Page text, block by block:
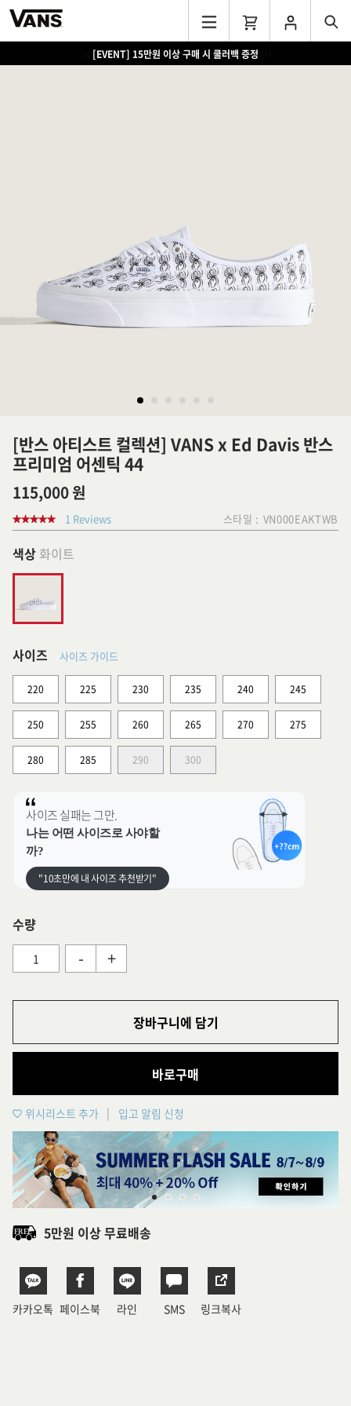
[EVENT] 15만원 이상 구매 시 쿨러백 증정
[반스 아티스트 컬렉션] VANS x Ed Davis 반스
프리미엄 어센틱 44
115,000 원
1 Reviews 스타일 : VN000EAKTWB
색상 화이트
사이즈 사이즈 가이드
220 225 230 235 240 245
250 255 260 265 270 275
280 285 290 300
사이즈 실패는 그만.
나는 어떤 사이즈로 사야할
까?
"10초만에 내 사이즈 추천받기"
수량
- +
장바구니에 담기
바로구매
위시리스트 추가 입고 알림 신청
5만원 이상 무료배송
카카오톡 페이스북 라인 SMS 링크복사